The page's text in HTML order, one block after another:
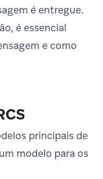
é entregue.
é essencial
e como
principais de
modelo para os